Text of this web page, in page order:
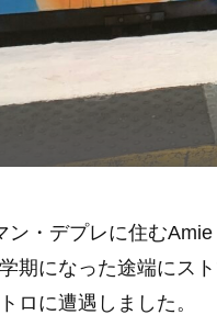
・デプレに住むAmie
期になった途端にスト
ロに遭遇しました。